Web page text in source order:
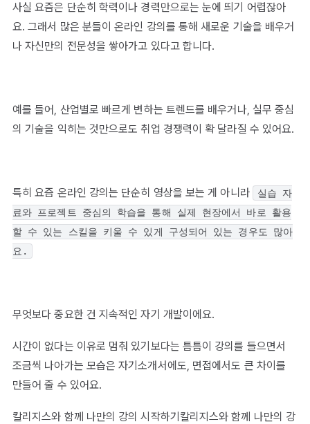
사실 요즘은 단순히 학력이나 경력만으로는 눈에 띄기 어렵잖아
요. 그래서 많은 분들이 온라인 강의를 통해 새로운 기술을 배우거
나 자신만의 전문성을 쌓아가고 있다고 합니다.
예를 들어, 산업별로 빠르게 변하는 트렌드를 배우거나, 실무 중심
의 기술을 익히는 것만으로도 취업 경쟁력이 확 달라질 수 있어요.
특히 요즘 온라인 강의는 단순히 영상을 보는 게 아니라
실습 자
료와 프로젝트 중심의 학습을 통해 실제 현장에서 바로 활용
할 수 있는 스킬을 키울 수 있게 구성되어 있는 경우도 많아
요.
무엇보다 중요한 건 지속적인 자기 개발이에요.
시간이 없다는 이유로 멈춰 있기보다는 틈틈이 강의를 들으면서
조금씩 나아가는 모습은 자기소개서에도, 면접에서도 큰 차이를
만들어 줄 수 있어요.
칼리지스와 함께 나만의 강의 시작하기칼리지스와 함께 나만의 강